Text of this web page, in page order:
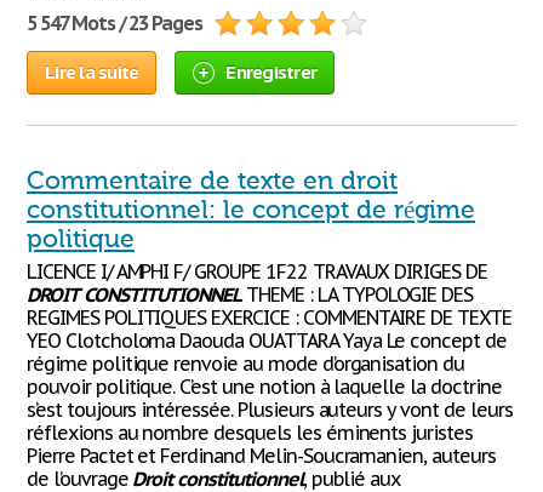
5 547 Mots / 23 Pages
Lire la suite Enregistrer
Commentaire de texte en droit
constitutionnel: le concept de régime
politique
LICENCE I/ AMPHI F/ GROUPE 1F22 TRAVAUX DIRIGES DE
DROITCONSTITUTIONNELTHEME : LA TYPOLOGIE DES
REGIMES POLITIQUES EXERCICE : COMMENTAIRE DE TEXTE
YEO Clotcholoma Daouda OUATTARA Yaya Le concept de
régime politique renvoie au mode d’organisation du
pouvoir politique. C’est une notion à laquelle la doctrine
s’est toujours intéressée. Plusieurs auteurs y vont de leurs
réflexions au nombre desquels les éminents juristes
Pierre Pactet et Ferdinand Melin-Soucramanien, auteurs
de l’ouvrage Droit constitutionnel, publié aux